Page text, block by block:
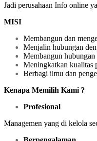
Jadi perusahaan Info online
MISI
Membangun dan
Menjalin hubungan
Membangun hubungan
Meningkatkan kualitas
Berbagi ilmu dan
Kenapa Memilih Kami ?
Profesional
Managemen yang di kelola